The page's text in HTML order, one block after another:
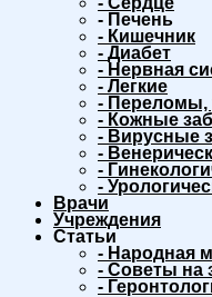
- Печень
- Кишечник
- Диабет
- Нервная
- Легкие
-
- Кожные
- Вирусные
-
-
-
Врачи
Учреждения
Статьи
- Народная
- Советы на
-